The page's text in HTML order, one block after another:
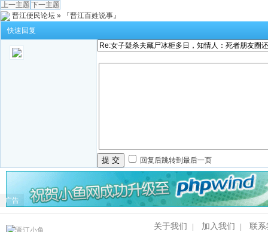
上一主题 下一主题
晋江便民论坛 »
『晋江百姓说事』
快速回复
提 交 回复后跳转到最后一页
广告
关于我们 加入我们 联系